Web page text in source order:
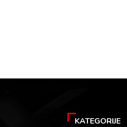
KATEGORIJE